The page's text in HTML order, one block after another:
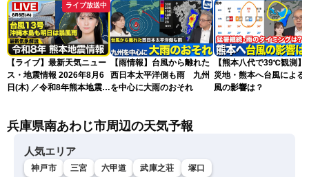
ライブ放送中
【ライブ】最新天気ニュー
ス・地震情報 2026年8月6
日(木) ／令和8年熊本地震情
LiVEムーン・駒木結衣／本
【雨情報】台風から離れた
西日本太平洋側も雨 九州
を中心に大雨のおそれ
【熊本八代で39℃観測】
災地・熊本へ台風による
風の影響は？
兵庫県南あわじ市周辺の天気予報
人気エリア
神戸市 三宮 六甲道 武庫之荘 塚口